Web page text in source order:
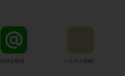
LINE@登録 メルマガ登録